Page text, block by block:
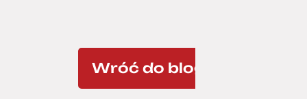
Wróć do bloga